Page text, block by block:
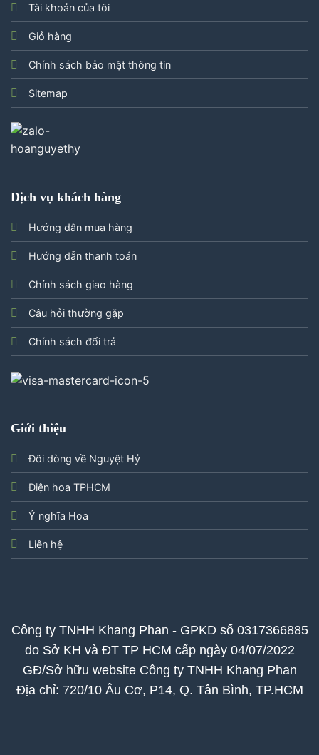
Tài khoản của tôi
Giỏ hàng
Chính sách bảo mật thông tin
Sitemap
Dịch vụ khách hàng
Hướng dẫn mua hàng
Hướng dẫn thanh toán
Chính sách giao hàng
Câu hỏi thường gặp
Chính sách đổi trả
Giới thiệu
Đôi dòng về Nguyệt Hỷ
Điện hoa TPHCM
Ý nghĩa Hoa
Liên hệ
Công ty TNHH Khang Phan - GPKD số 0317366885
do Sở KH và ĐT TP HCM cấp ngày 04/07/2022
GĐ/Sở hữu website Công ty TNHH Khang Phan
Địa chỉ: 720/10 Âu Cơ, P14, Q. Tân Bình, TP.HCM